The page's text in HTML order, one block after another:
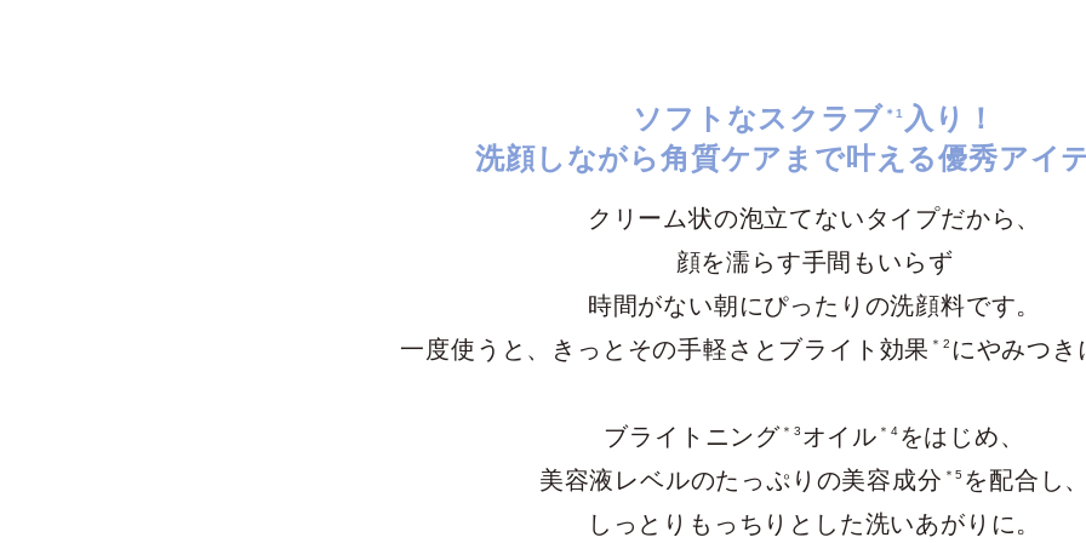
ソフトなスクラブ ＊1
入り！
洗顔しながら角質ケアまで叶える優秀アイ
クリーム状の泡立てないタイプだから、
顔を濡らす手間もいらず
時間がない朝にぴったりの洗顔料です。
一度使うと、きっと その手軽さとブライト効果 ＊2 にやみつき
ブライトニング＊3 オイル ＊4 をはじめ、
美容液レベルのたっぷりの美容成分 ＊5 を配合し、
しっとりもっちりとした洗いあがりに。